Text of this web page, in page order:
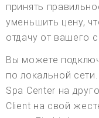
принять
уменьшить цену,
отдачу от вашего
Вы можете
по локальной
Spa Center на
Client на свой